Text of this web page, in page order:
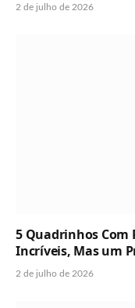
2 de julho de 2026
5 Quadrinhos Com
Incríveis, Mas um
2 de julho de 2026